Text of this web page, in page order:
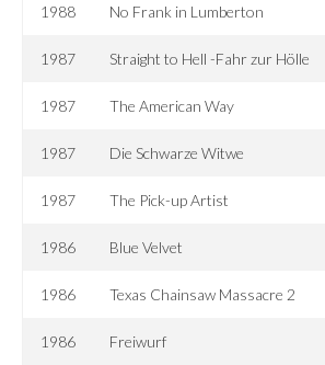
1988 No Frank in Lumberton
1987 Straight to Hell -Fahr zur Hölle
1987 The American Way
1987 Die Schwarze Witwe
1987 The Pick-up Artist
1986 Blue Velvet
1986 Texas Chainsaw Massacre 2
1986 Freiwurf